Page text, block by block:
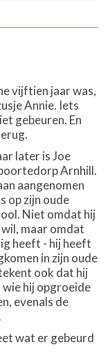
vijftien jaar was,
Annie. Iets
gebeuren. En
later is Joe
Arnhill.
aangenomen
op zijn oude
Niet omdat hij
maar omdat
heeft - hij heeft
in zijn oude
ook dat hij
wie hij opgroeide
evenals de
wat er gebeurd